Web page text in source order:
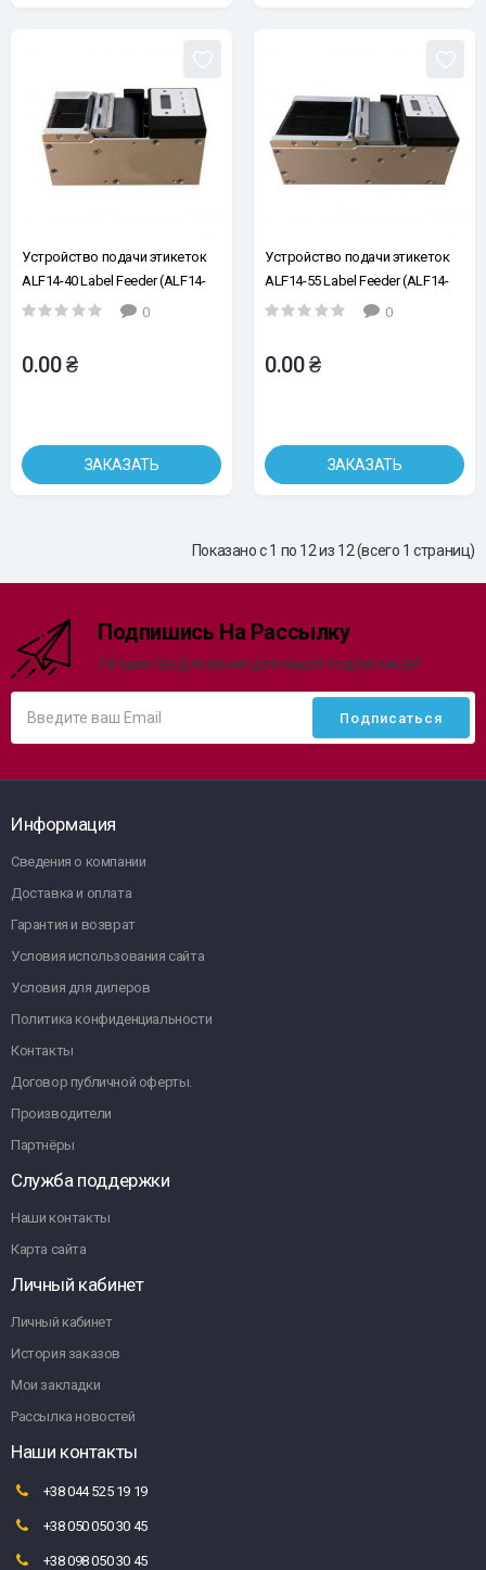
Устройство подачи этикеток
ALF14-40 Label Feeder (ALF14-
40-ED, арт. 310839) 0
0.00 ₴
ЗАКАЗАТЬ
Устройство подачи этикеток
ALF14-55 Label Feeder (ALF14-
55-ED, арт. 310840) 0
0.00 ₴
ЗАКАЗАТЬ
Показано с 1 по 12 из 12 (всего 1 страниц)
Подпишись На Рассылку
Лучшие предложения для наших подписчиков!
Информация
Сведения о компании
Доставка и оплата
Гарантия и возврат
Условия использования сайта
Условия для дилеров
Политика конфиденциальности
Контакты
Договор публичной оферты.
Производители
Партнёры
Служба поддержки
Наши контакты
Карта сайта
Личный кабинет
Личный кабинет
История заказов
Мои закладки
Рассылка новостей
Наши контакты
+38 044 525 19 19
+38 050 050 30 45
+38 098 050 30 45